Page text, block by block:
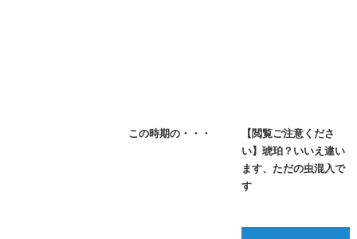
この時期の・・・
【閲覧ご注意くださ
い】琥珀？いいえ違い
ます、ただの虫混入で
す